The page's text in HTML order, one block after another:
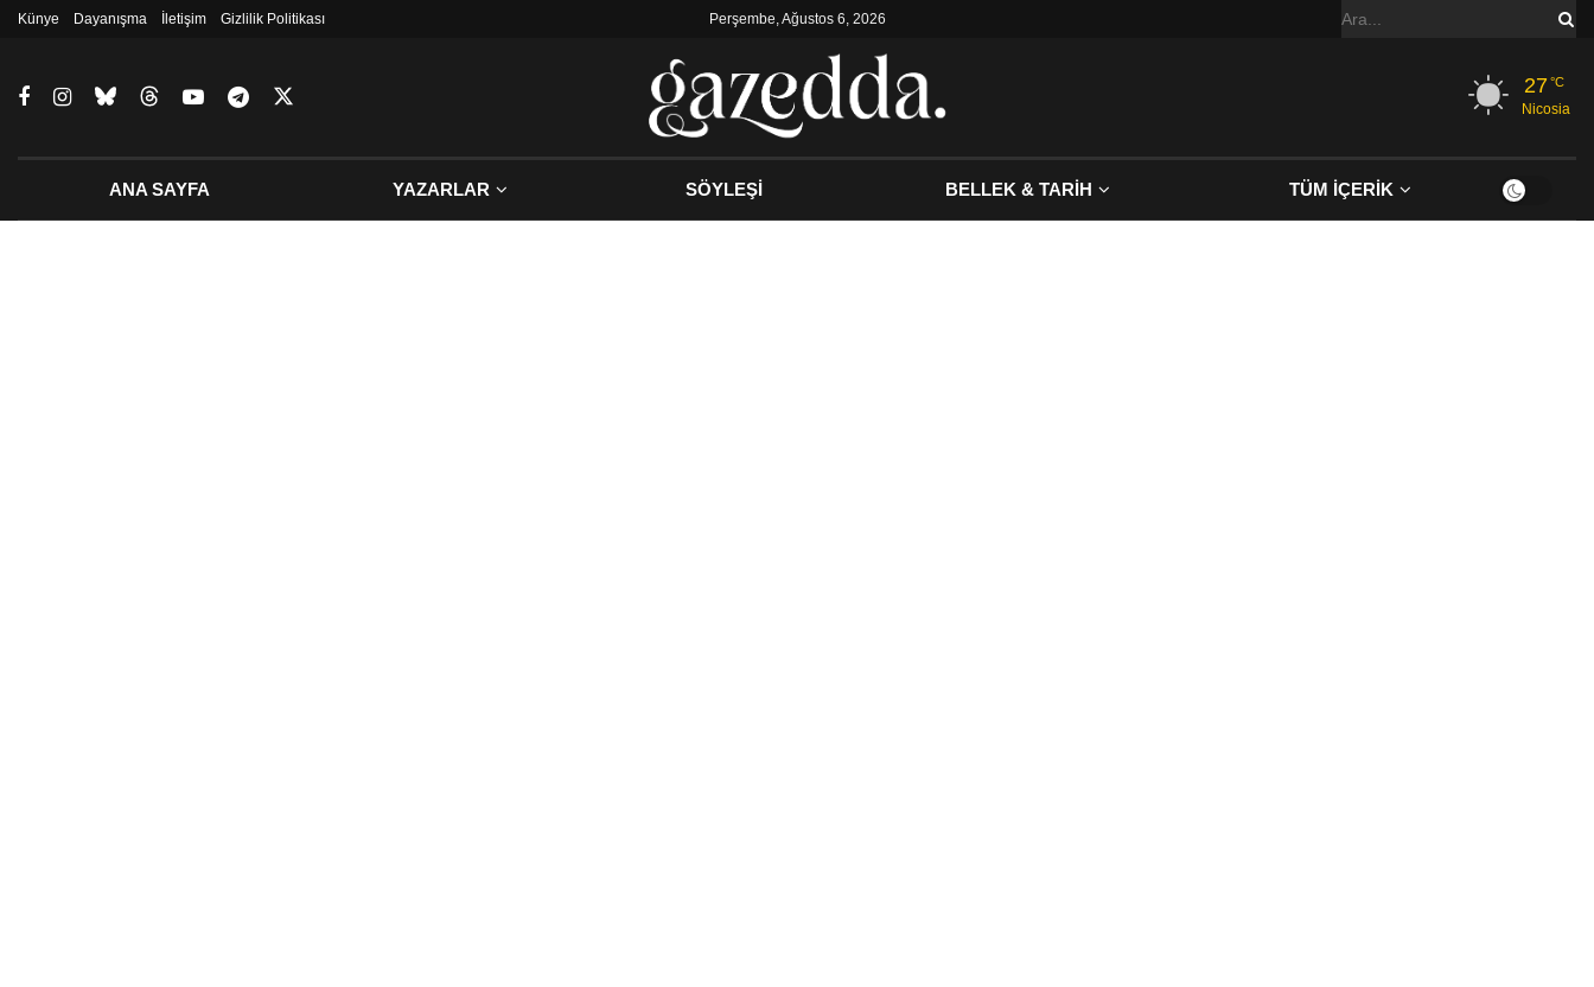
Künye Dayanışma İletişim Gizlilik Politikası Perşembe, Ağustos 6, 2026
27°C
Nicosia
ANA SAYFA YAZARLAR SÖYLEŞİ BELLEK & TARİH TÜM İÇERİK